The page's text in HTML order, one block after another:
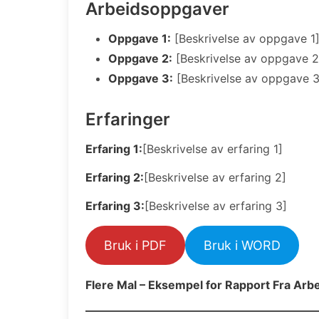
Arbeidsoppgaver
Oppgave 1: [Beskrivelse av oppgave 1]
Oppgave 2: [Beskrivelse av oppgave
Oppgave 3: [Beskrivelse av oppgave
Erfaringer
Erfaring 1: [Beskrivelse av erfaring 1]
Erfaring 2: [Beskrivelse av erfaring 2]
Erfaring 3: [Beskrivelse av erfaring 3]
Bruk i PDF Bruk i WORD
Flere Mal – Eksempel for Rapport Fra